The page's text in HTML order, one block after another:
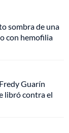
sombra de una
con hemofilia
Guarín
libró contra el